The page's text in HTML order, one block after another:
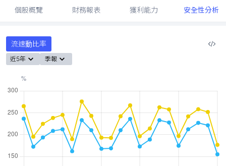
個股概覽 財務報表 獲利能力 安全性分析
流速動比率
近5年 季報